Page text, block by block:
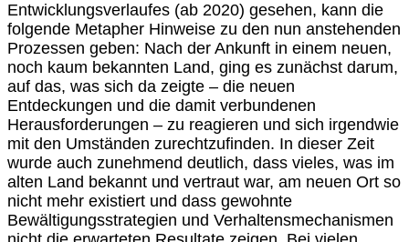
Entwicklungsverlaufes (ab 2020) gesehen, kann die
folgende Metapher Hinweise zu den nun anstehenden
Prozessen geben: Nach der Ankunft in einem neuen,
noch kaum bekannten Land, ging es zunächst darum,
auf das, was sich da zeigte – die neuen
Entdeckungen und die damit verbundenen
Herausforderungen – zu reagieren und sich irgendwie
mit den Umständen zurechtzufinden. In dieser Zeit
wurde auch zunehmend deutlich, dass vieles, was im
alten Land bekannt und vertraut war, am neuen Ort so
nicht mehr existiert und dass gewohnte
Bewältigungsstrategien und Verhaltensmechanismen